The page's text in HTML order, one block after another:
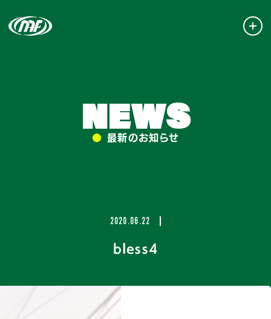
NEWS
● 最新のお知らせ
2020.06.22
bless4